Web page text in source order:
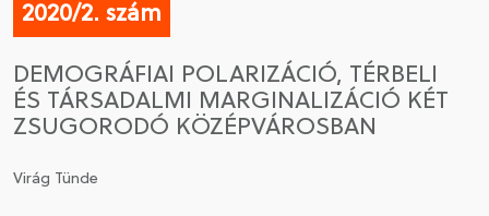
CSATLAKOZÁS A TÁRSASÁGHOZ / MEGÚJÍTOM A
TAGSÁGOMAT
2020/2. szám
DEMOGRÁFIAI POLARIZÁCIÓ, TÉRBELI
ÉS TÁRSADALMI MARGINALIZÁCIÓ KÉT
ZSUGORODÓ KÖZÉPVÁROSBAN
Virág Tünde